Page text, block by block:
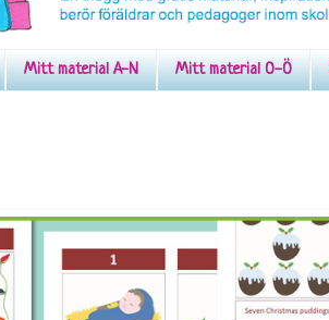
Mitt material A-N Mitt material O-Ö